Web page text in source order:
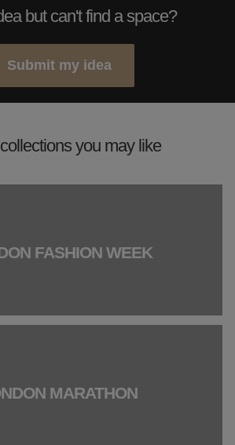
but can't find a space?
Submit my idea
you may like
FASHION WEEK
MARATHON